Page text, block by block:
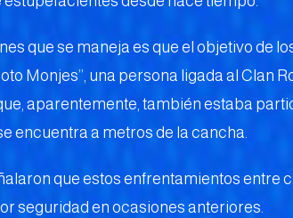
que se maneja es que el objetivo de
Monjes’’, una persona ligada al Clan
aparentemente, también estaba
encuentra a metros de la cancha.
que estos enfrentamientos entre
seguridad en ocasiones anteriores.